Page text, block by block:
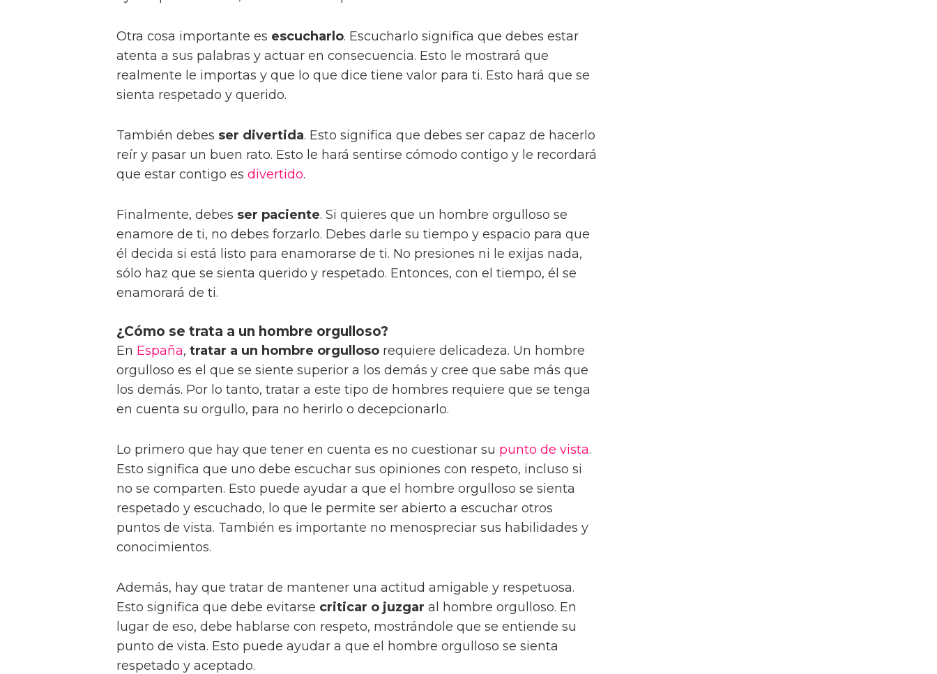
Otra cosa importante es escucharlo. Escucharlo significa que debes estar
atenta a sus palabras y actuar en consecuencia. Esto le mostrará que
realmente le importas y que lo que dice tiene valor para ti. Esto hará que se
sienta respetado y querido.
También debes ser divertida. Esto significa que debes ser capaz de hacerlo
reír y pasar un buen rato. Esto le hará sentirse cómodo contigo y le recordará
que estar contigo es divertido.
Finalmente, debes ser paciente. Si quieres que un hombre orgulloso se
enamore de ti, no debes forzarlo. Debes darle su tiempo y espacio para que
él decida si está listo para enamorarse de ti. No presiones ni le exijas nada,
sólo haz que se sienta querido y respetado. Entonces, con el tiempo, él se
enamorará de ti.
¿Cómo se trata a un hombre orgulloso?
En España, tratar a un hombre orgulloso requiere delicadeza. Un hombre
orgulloso es el que se siente superior a los demás y cree que sabe más que
los demás. Por lo tanto, tratar a este tipo de hombres requiere que se tenga
en cuenta su orgullo, para no herirlo o decepcionarlo.
Lo primero que hay que tener en cuenta es no cuestionar su punto de vista.
Esto significa que uno debe escuchar sus opiniones con respeto, incluso si
no se comparten. Esto puede ayudar a que el hombre orgulloso se sienta
respetado y escuchado, lo que le permite ser abierto a escuchar otros
puntos de vista. También es importante no menospreciar sus habilidades y
conocimientos.
Además, hay que tratar de mantener una actitud amigable y respetuosa.
Esto significa que debe evitarse criticar o juzgar al hombre orgulloso. En
lugar de eso, debe hablarse con respeto, mostrándole que se entiende su
punto de vista. Esto puede ayudar a que el hombre orgulloso se sienta
respetado y aceptado.